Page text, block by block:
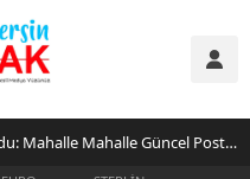
Mersin Mezitli Posta Kodu: Mahalle Mahalle Güncel Posta Kodu Rehberi